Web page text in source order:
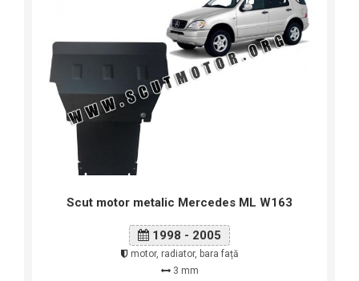
Scut motor metalic Mercedes ML W163
1998 - 2005
motor, radiator, bara față
3 mm